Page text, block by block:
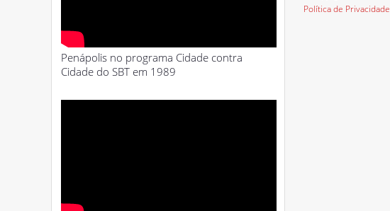
Penápolis no programa Cidade contra
Cidade do SBT em 1989
Política de Privacidade